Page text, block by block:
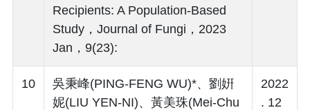
Recipients: A Population-Based
Study，Journal of Fungi，2023
Jan，9(23):
10
吳秉峰(PING-FENG WU)*、劉姸
妮(LIU YEN-NI)、黃美珠(Mei-Chu
2022
. 12